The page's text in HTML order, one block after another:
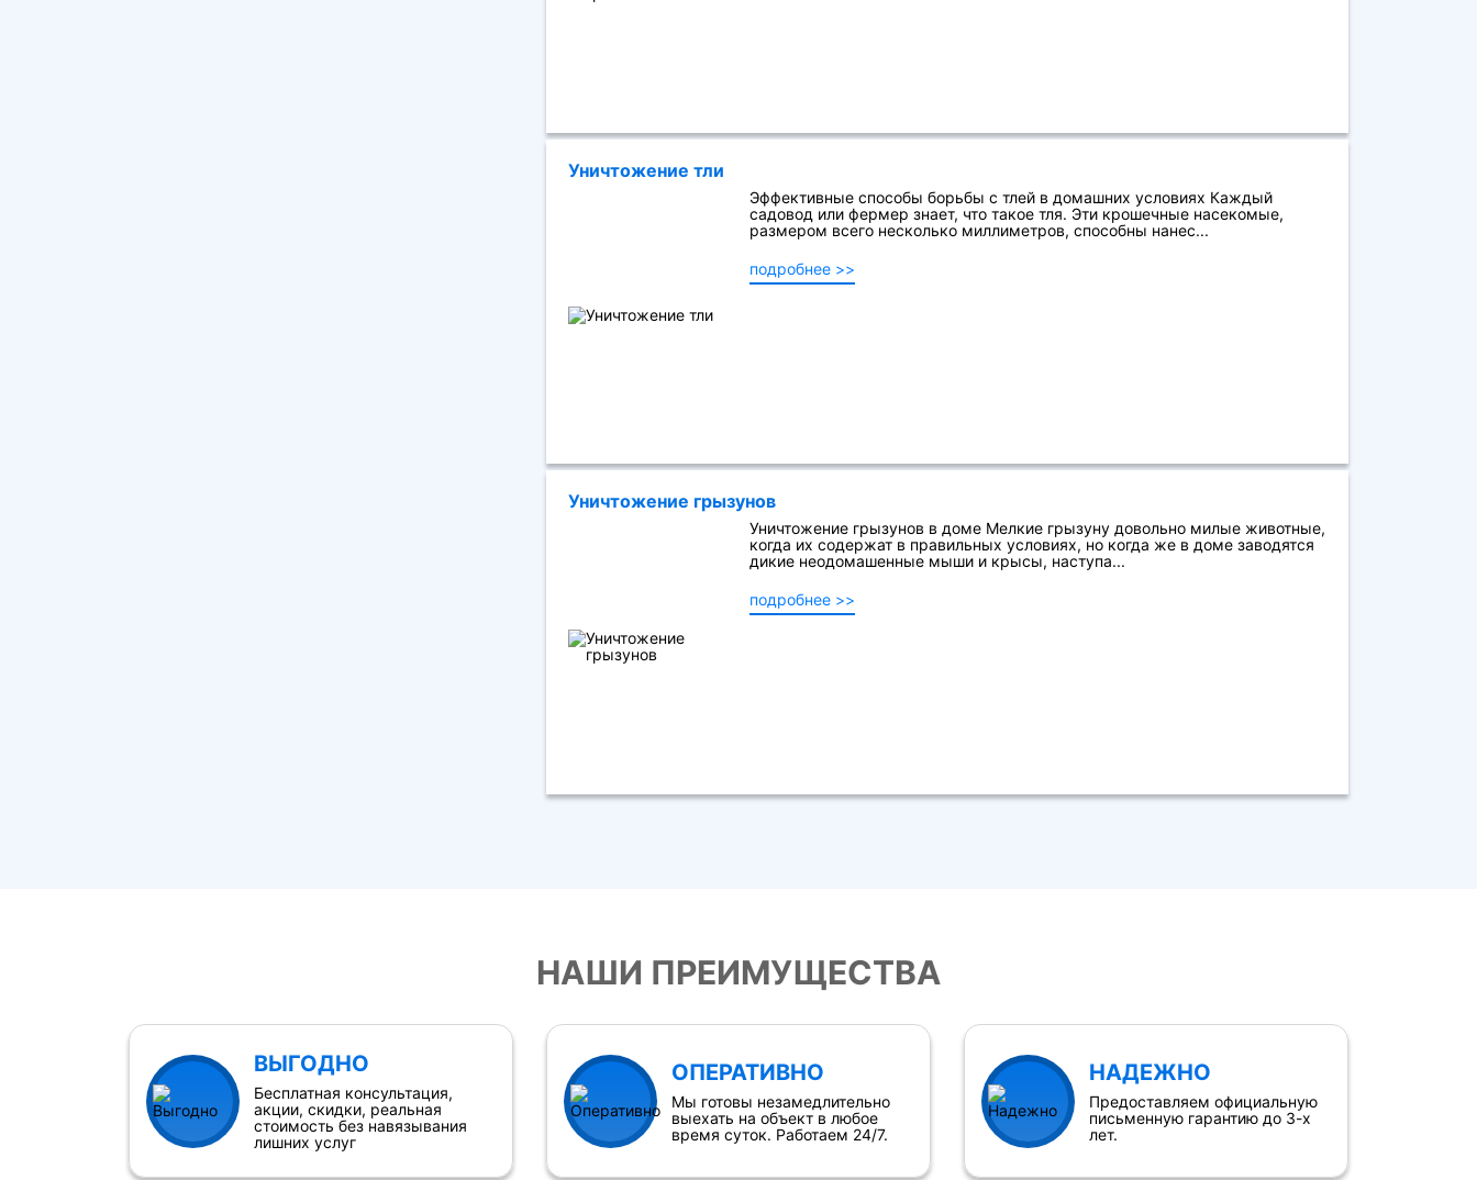
Уничтожение тли
Эффективные способы борьбы с тлей в домашних условиях Каждый
садовод или фермер знает, что такое тля. Эти крошечные насекомые,
размером всего несколько миллиметров, способны нанес...
подробнее >>
Уничтожение грызунов
Уничтожение грызунов в доме Мелкие грызуну довольно милые животные,
когда их содержат в правильных условиях, но когда же в доме заводятся
дикие неодомашенные мыши и крысы, наступа...
подробнее >>
НАШИ ПРЕИМУЩЕСТВА
ВЫГОДНО
Бесплатная консультация,
акции, скидки, реальная
стоимость без навязывания
лишних услуг
ОПЕРАТИВНО
Мы готовы незамедлительно
выехать на объект в любое
время суток. Работаем 24/7.
НАДЕЖНО
Предоставляем официальную
письменную гарантию до 3-х
лет.